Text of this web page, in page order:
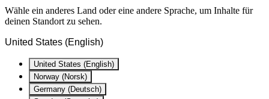
Wähle ein anderes Land oder eine andere Sprache, um Inhalte für
deinen Standort zu sehen.
United States (English)
United States (English)
Norway (Norsk)
Germany (Deutsch)